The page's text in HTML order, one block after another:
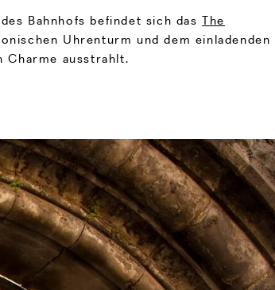
Bahnhofs befindet sich dasThe
Uhrenturm und dem einladenden
Charme ausstrahlt.